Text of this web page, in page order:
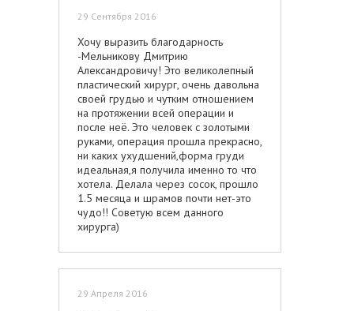
максимально возможное количество
операции. Доктор подробно
рассказал о возможных вариантах
операции, об имплантах, ответил на
все мои многочисленные вопросы (а
их было предостаточно!). В
результате - мои сомнения в выборе
хирурга улетучились безвозвратно.
Внимательное отношение
сохранилось и после операции.
Доктор звонил и интересовался
моим самочувствием. Это дорогого
стоит! Мне было приятно быть вашей
пациенткой. Советую всем! Еще раз
спасибо!!!
29 Сентября 2016
Хочу выразить благодарность
-Мельникову Дмитрию
Александровичу! Это великолепный
пластический хирург, очень давольна
своей грудью и чутким отношением
на протяжении всей операции и
после неё. Это человек с золотыми
руками, операция прошла прекрасно,
ни каких ухудшений,форма груди
идеальная,я получила именно то что
хотела. Делала через сосок, прошло
1.5 месяца и шрамов почти нет-это
чудо!! Советую всем данного
хирурга)
29 Апреля 2016